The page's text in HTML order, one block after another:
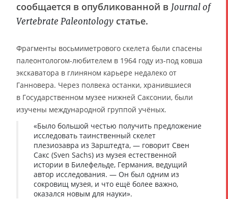
сообщается в опубликованной в Journal of
Vertebrate Paleontology статье.
Фрагменты восьмиметрового скелета были спасены
палеонтологом-любителем в 1964 году из-под ковша
экскаватора в глиняном карьере недалеко от
Ганновера. Через полвека останки, хранившиеся
в Государственном музее нижней Саксонии, были
изучены международной группой учёных.
«Было большой честью получить предложение
исследовать таинственный скелет
плезиозавра из Зарштедта, — говорит Свен
Сакс (Sven Sachs) из музея естественной
истории в Билефельде, Германия, ведущий
автор исследования. — Он был одним из
сокровищ музея, и что ещё более важно,
оказался новым для науки».